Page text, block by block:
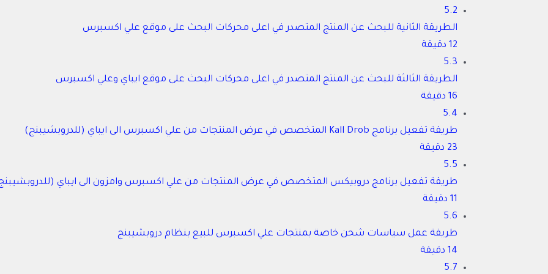
5.2
الطريقة الثانية للبحث عن المنتج المتصدر في اعلى محركات البحث على موقع علي اكسبرس
12 دقيقة
5.3
الطريقة الثالثة للبحث عن المنتج المتصدر في اعلى محركات البحث على موقع ايباي وعلي اكسبرس
16 دقيقة
5.4
طريقة تفعيل برنامج Kall Drob المتخصص في عرض المنتجات من علي اكسبرس الى ايباي (للدروبشيبنج)
23 دقيقة
5.5
طريقة تفعيل برنامج دروبيكس المتخصص في عرض المنتجات من علي اكسبرس وامزون الى ايباي
11 دقيقة
5.6
طريقة عمل سياسات شحن خاصة بمنتجات علي اكسبرس للبيع بنظام دروبشيبنج
14 دقيقة
5.7